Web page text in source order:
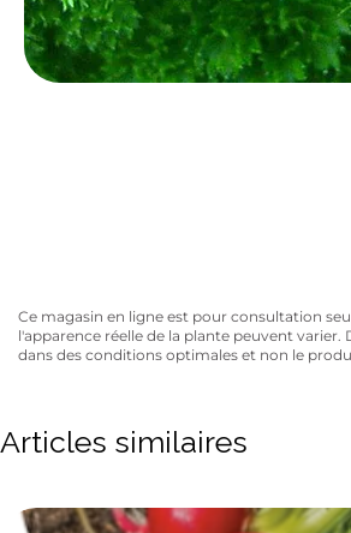
Ce magasin en ligne est pour consultation
l'apparence réelle de la plante peuvent
dans des conditions optimales et non le
Articles similaires